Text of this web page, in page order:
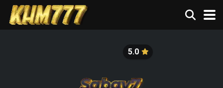
5.0